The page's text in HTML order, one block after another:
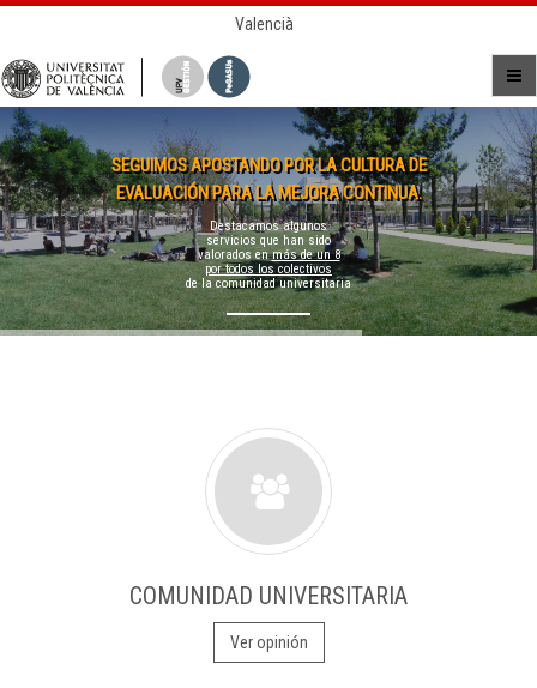
Valencià
SEGUIMOS APOSTANDO POR LA CULTURA DE
EVALUACIÓN PARA LA MEJORA CONTINUA.
Destacamos algunos
servicios que han sido
valorados enmás de un 8
por todos los colectivos
de la comunidad universitaria
COMUNIDAD UNIVERSITARIA
Ver opinión